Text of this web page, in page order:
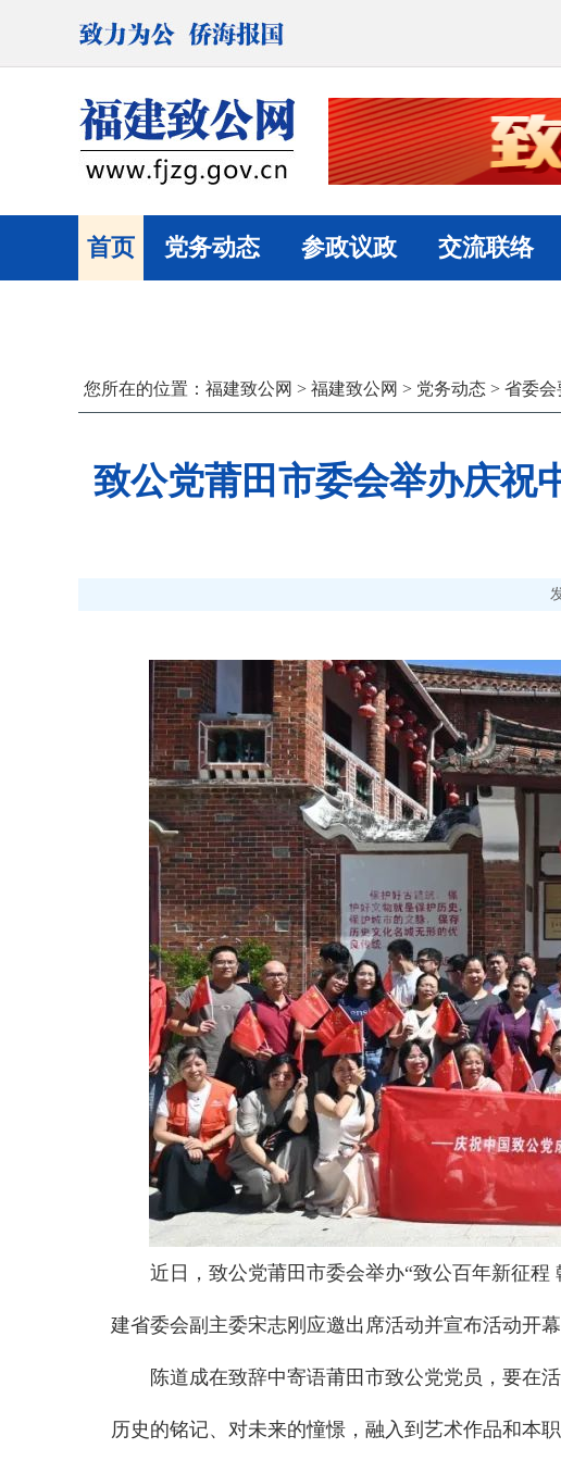
首页 党务动态 参政议政 交流联络
您所在的位置： 福建致公网 > 福建致公网 > 党务动态 > 省委会
致公党莆田市委会举办庆祝
近日，致公党莆田市委会举办“致公百年新征
建省委会副主委宋志刚应邀出席活动并宣布活动开
陈道成在致辞中寄语莆田市致公党党员，要在
历史的铭记、对未来的憧憬，融入到艺术作品和本